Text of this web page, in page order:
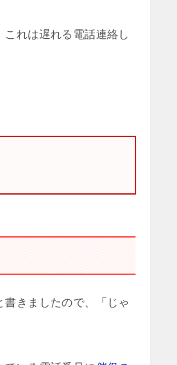
れは遅れる電話連絡し
きましたので、「じゃ